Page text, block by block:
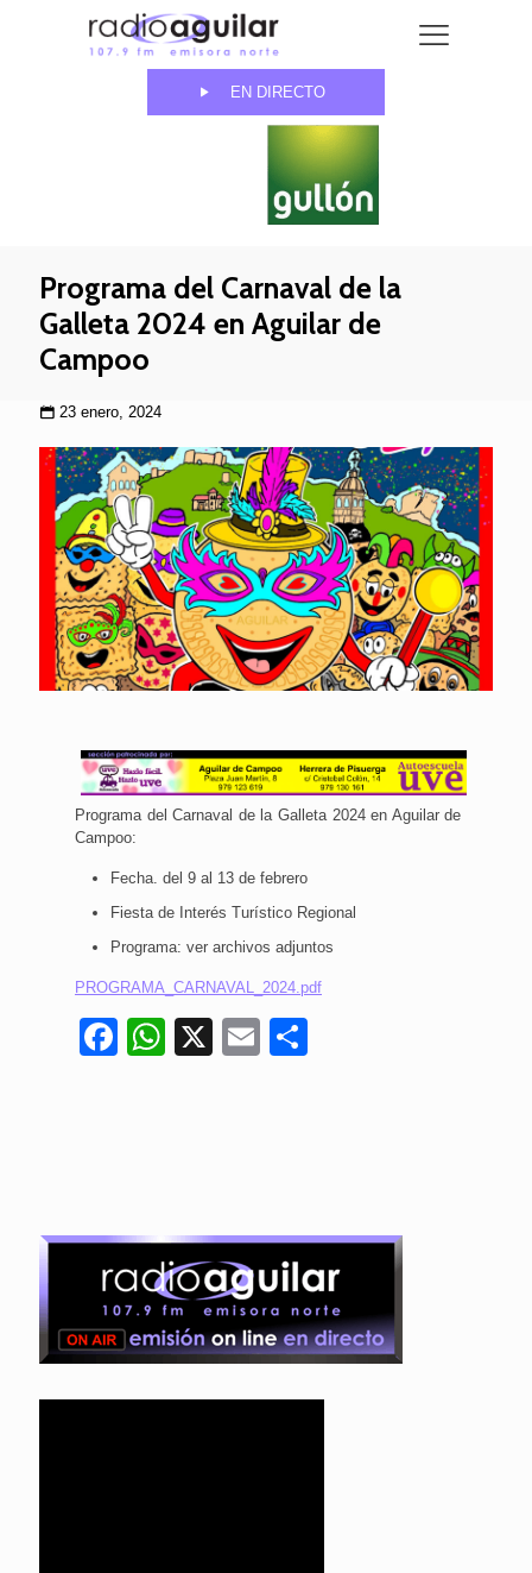
EN DIRECTO
Programa del Carnaval de la
Galleta 2024 en Aguilar de
Campoo
23 enero, 2024
Programa del Carnaval de la Galleta 2024 en Aguilar de
Campoo:
Fecha. del 9 al 13 de febrero
Fiesta de Interés Turístico Regional
Programa: ver archivos adjuntos
PROGRAMA_CARNAVAL_2024.pdf
Facebook
WhatsApp
X Email